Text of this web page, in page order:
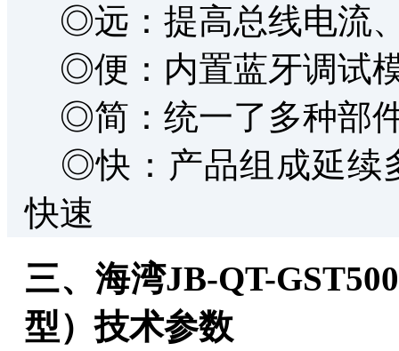
◎远：提高总线电流
◎便：内置蓝牙调试
◎简：统一了多种部
◎快：产品组成延续
快速
三、海湾JB-QT-
型）技术参数